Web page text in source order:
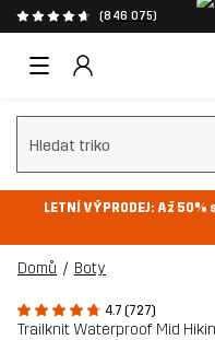
(846 075)
Vymazat vyhledávání
LETNÍ VÝPRODEJ: Až 50%
Domů Boty
4.7 (727)
Trailknit Waterproof Mid